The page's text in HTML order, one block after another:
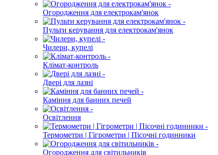
Огородження для електрокам'янок
Пульти керування для електрокам'янок
Чилери, купелі
Клімат-контроль
Двері для лазні
Каміння для банних печей
Освітлення
Термометри | Гігрометри | Пісочні годинники
Огородження для світильників